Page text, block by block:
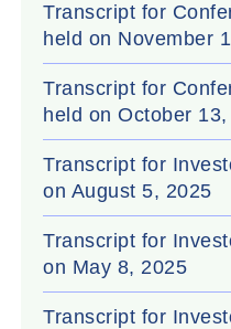
Transcript for
held on November
Transcript for
held on October
Transcript for
on August 5, 2025
Transcript for
on May 8, 2025
Transcript for